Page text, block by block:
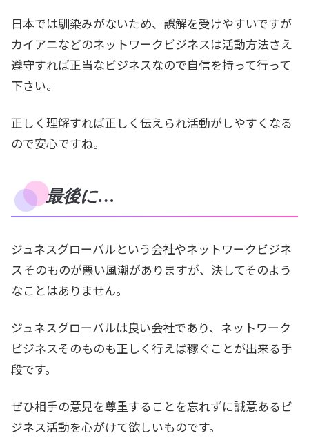
日本では馴染みがないため、誤解を受けやすいですが
カイアニなどのネットワークビジネスは活動方法さえ
遵守すれば正当なビジネスなので自信を持って行って
下さい。
正しく理解すれば正しく伝えられ活動がしやすくなる
ので安心ですね。
最後に…
ジュネスグローバルという会社やネットワークビジネ
スそのものが悪い風潮がありますが、決してそのよう
なことはありません。
ジュネスグローバルは良い会社であり、ネットワーク
ビジネスそのものも正しく行えば稼ぐことが出来る手
段です。
ぜひ相手の意見を尊重することを忘れずに誠意あるビ
ジネス活動を心がけて欲しいものです。